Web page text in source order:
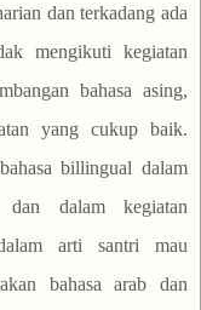
dan terkadang ada
mengikuti kegiatan
bahasa asing,
yang cukup baik.
billingual dalam
dan dalam kegiatan
arti santri mau
bahasa arab dan